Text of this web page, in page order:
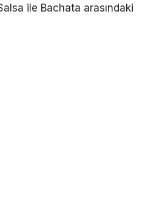
ile Bachata arasındaki